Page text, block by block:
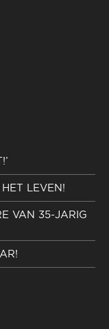
LEVEN!
VAN 35-JARIG